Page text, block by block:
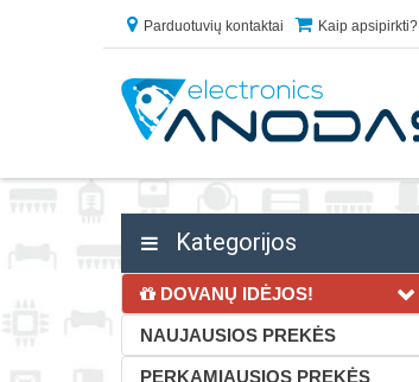
Parduotuvių kontaktai Kaip apsipirkti?
Kategorijos
DOVANŲ IDĖJOS!
NAUJAUSIOS PREKĖS
PERKAMIAUSIOS PREKĖS